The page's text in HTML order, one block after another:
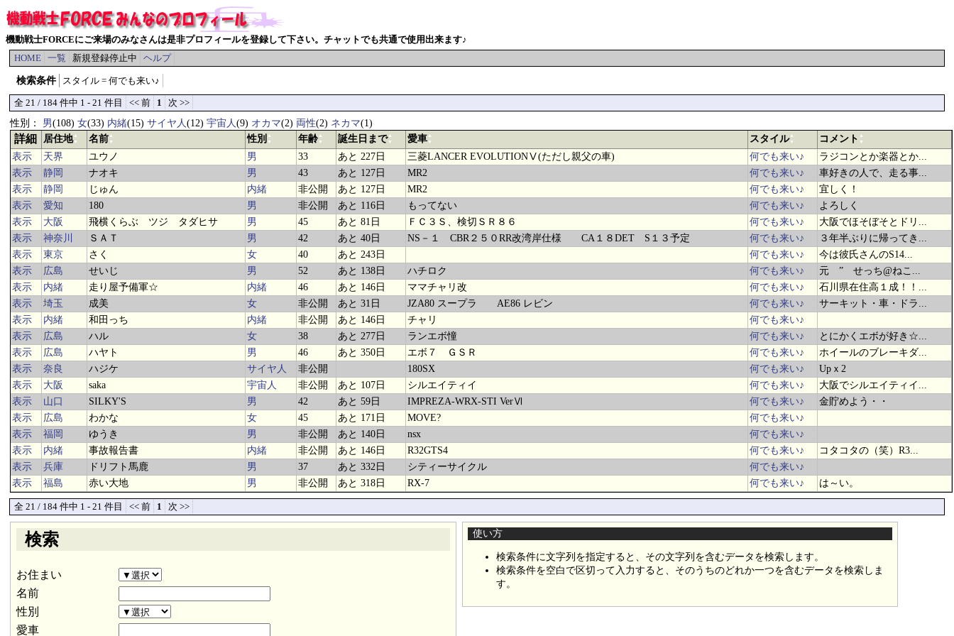
機動戦士FORCEにご来場のみなさんは是非プロフィールを登録して下さい。チャットでも共通で使用出来ます♪
HOME
一覧 新規登録停止中 ヘルプ
検索条件 スタイル = 何でも来い♪
全 21 / 184 件中 1 - 21 件目 << 前 1
次 >>
性別： 男(108) 女(33) 内緒(15) サイヤ人(12) 宇宙人(9) オカマ(2) 両性(2) ネカマ(1)
詳細 居住地 ▲
▼
名前▲
▼
性別 ▲
▼
年齢 ▲
▼
誕生日まで▲
▼
愛車▲
▼
スタイル ▲
▼
コメント ▲
▼
表示 天界 ユウノ 男 33 あと 227日 三菱LANCER EVOLUTIONⅤ(ただし親父の車) 何でも来い♪
ラジコンとか楽器とか...
表示
静岡 ナオキ 男 43 あと 127日 MR2 何でも来い♪
車好きの人で、走る事...
表示
静岡 じゅん 内緒 非公開 あと 127日 MR2 何でも来い♪
宜しく！
表示
愛知 180 男 非公開 あと 116日 もってない 何でも来い♪
よろしく
表示
大阪 飛横くらぶ ツジ タダヒサ 男 45 あと 81日 ＦＣ３Ｓ、検切ＳＲ８６ 何でも来い♪
大阪でほそぼそとドリ...
表示
神奈川 ＳＡＴ 男 42 あと 40日 NS－１ CBR２５０RR改湾岸仕様 CA１８DET S１３予定 何でも来い♪
３年半ぶりに帰ってき...
表示
東京 さく 女 40 あと 243日 何でも来い♪
今は彼氏さんのS14...
表示
広島 せいじ 男 52 あと 138日 ハチロク 何でも来い♪
元 ” せっち@ねこ...
表示
内緒 走り屋予備軍☆ 内緒 46 あと 146日 ママチャリ改 何でも来い♪
石川県在住高１成！！...
表示
埼玉 成美 女 非公開 あと 31日 JZA80 スープラ AE86 レビン 何でも来い♪
サーキット・車・ドラ...
表示
内緒 和田っち 内緒 非公開 あと 146日 チャリ
何でも来い♪
表示
広島 ハル 女 38 あと 277日 ランエボ憧 何でも来い♪
とにかくエボが好き☆...
表示
広島 ハヤト 男 46 あと 350日 エボ７ ＧＳＲ 何でも来い♪
ホイールのブレーキダ...
表示
奈良 ハジケ サイヤ人 非公開 180SX 何でも来い♪
Upｘ2
表示
大阪 saka 宇宙人 非公開 あと 107日 シルエイティイ 何でも来い♪
大阪でシルエイティイ...
表示
山口 SILKY'S 男 42 あと 59日 IMPREZA-WRX-STI VerⅥ 何でも来い♪
金貯めよう・・
表示
広島 わかな 女 45 あと 171日 MOVE?
何でも来い♪
表示
福岡 ゆうき 男 非公開 あと 140日 nsx
何でも来い♪
表示
内緒 事故報告書 内緒 非公開 あと 146日 R32GTS4 何でも来い♪
コタコタの（笑）R3...
表示
兵庫 ドリフト馬鹿 男 37 あと 332日 シティーサイクル
何でも来い♪
表示
福島 赤い大地 男 非公開 あと 318日 RX-7 何でも来い♪ は～い。
全 21 / 184 件中 1 - 21 件目 << 前 1 次 >>
検索
お住まい
名前
性別
愛車
使い方
検索条件に文字列を指定すると、その文字列を含むデータを検索します。
検索条件を空白で区切って入力すると、そのうちのどれか一つを含むデータを検索しま
す。